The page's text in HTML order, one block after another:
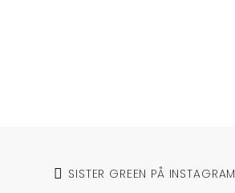
SISTER GREEN PÅ INSTAGRAM